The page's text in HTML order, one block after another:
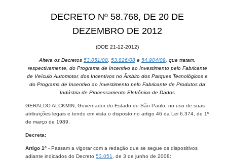
DECRETO Nº 58.768, DE 20 DE
DEZEMBRO DE 2012
(DOE 21-12-2012)
Altera os Decretos 53.051/08 53.826/08 e 54.904/09 , que tratam,
respectivamente, do Programa de Incentivo ao Investimento pelo Fabricante
de Veículo Automotor, dos Incentivos no Âmbito dos Parques Tecnológicos e
do Programa de Incentivo ao Investimento pelo Fabricante de Produtos da
Indústria de Processamento Eletrônico de Dados
GERALDO ALCKMIN, Governador do Estado de São Paulo, no uso de suas
atribuições legais e tendo em vista o disposto no artigo 46 da Lei 6.374, de 1º
de março de 1989,
Decreta:
Artigo 1º - Passam a vigorar com a redação que se segue os dispositivos
adiante indicados do Decreto 53.051 , de 3 de junho de 2008: